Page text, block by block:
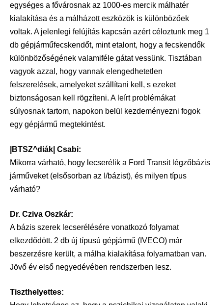
egységes a fővárosnak az 1000-es mercik málhatér
kialakítása és a málházott eszközök is különbözőek
voltak. A jelenlegi felújítás kapcsán azért céloztunk meg 1
db gépjárműfecskendőt, mint etalont, hogy a fecskendők
különbözőségének valamiféle gátat vessünk. Tisztában
vagyok azzal, hogy vannak elengedhetetlen
felszerelések, amelyeket szállítani kell, s ezeket
biztonságosan kell rögzíteni. A leírt problémákat
súlyosnak tartom, napokon belül kezdeményezni fogok
egy gépjármű megtekintést.
|BTSZ^diák| Csabi:
Mikorra várható, hogy lecserélik a Ford Transit légzőbázis
járműveket (elsősorban az I/bázist), és milyen típus
várható?
Dr. Cziva Oszkár:
A bázis szerek lecserélésére vonatkozó folyamat
elkezdődött. 2 db új típusú gépjármű (IVECO) már
beszerzésre került, a málha kialakítása folyamatban van.
Jövő év első negyedévében rendszerben lesz.
Tiszthelyettes: